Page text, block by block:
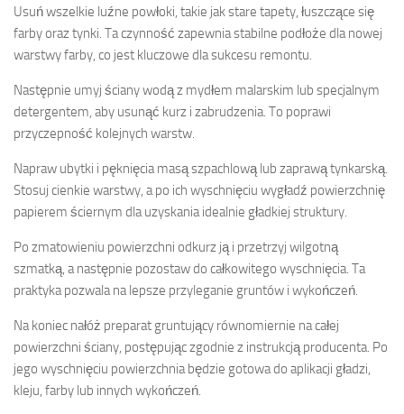
Usuń wszelkie luźne powłoki, takie jak stare tapety, łuszczące się
farby oraz tynki. Ta czynność zapewnia stabilne podłoże dla nowej
warstwy farby, co jest kluczowe dla sukcesu remontu.
Następnie umyj ściany wodą z mydłem malarskim lub specjalnym
detergentem, aby usunąć kurz i zabrudzenia. To poprawi
przyczepność kolejnych warstw.
Napraw ubytki i pęknięcia masą szpachlową lub zaprawą tynkarską.
Stosuj cienkie warstwy, a po ich wyschnięciu wygładź powierzchnię
papierem ściernym dla uzyskania idealnie gładkiej struktury.
Po zmatowieniu powierzchni odkurz ją i przetrzyj wilgotną
szmatką, a następnie pozostaw do całkowitego wyschnięcia. Ta
praktyka pozwala na lepsze przyleganie gruntów i wykończeń.
Na koniec nałóż preparat gruntujący równomiernie na całej
powierzchni ściany, postępując zgodnie z instrukcją producenta. Po
jego wyschnięciu powierzchnia będzie gotowa do aplikacji gładzi,
kleju, farby lub innych wykończeń.